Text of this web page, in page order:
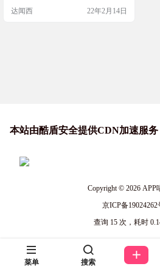
达闻西 22年2月14日
本站由酷盾安全提供CDN加速服务
Copyright © 2026APP
京ICP备19024262
查询 15 次，耗时
菜单 搜索